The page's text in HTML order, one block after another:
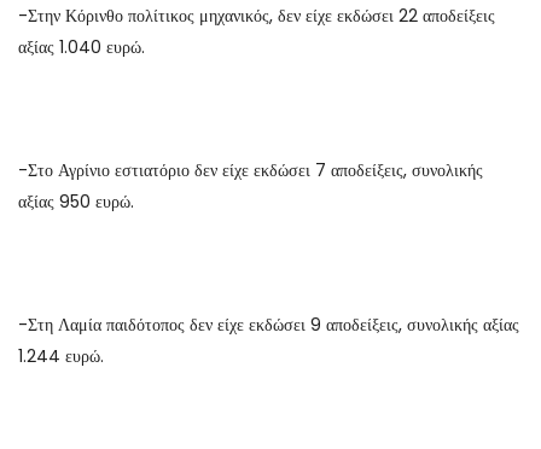
-Στην Κόρινθο πολίτικος μηχανικός, δεν είχε εκδώσει 22 αποδείξεις
αξίας 1.040 ευρώ.
-Στο Αγρίνιο εστιατόριο δεν είχε εκδώσει 7 αποδείξεις, συνολικής
αξίας 950 ευρώ.
-Στη Λαμία παιδότοπος δεν είχε εκδώσει 9 αποδείξεις, συνολικής αξίας
1.244 ευρώ.